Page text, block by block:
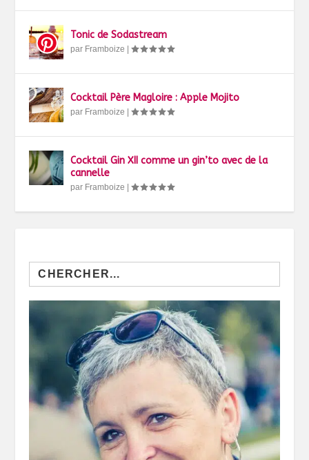
Tonic de Sodastream
par Framboize |
Cocktail Père Magloire : Apple Mojito
par Framboize |
Cocktail Gin XII comme un gin’to avec de la
cannelle
par Framboize |
Search
for: